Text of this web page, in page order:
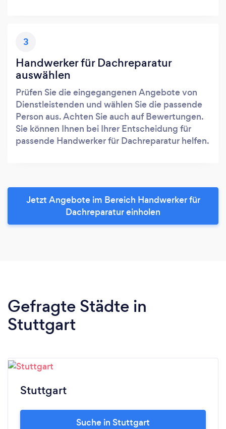
3
Handwerker für Dachreparatur
auswählen
Prüfen Sie die eingegangenen Angebote von
Dienstleistenden und wählen Sie die passende
Person aus. Achten Sie auch auf Bewertungen.
Sie können Ihnen bei Ihrer Entscheidung für
passende Handwerker für Dachreparatur helfen.
Jetzt Angebote im Bereich Handwerker für
Dachreparatur einholen
Gefragte Städte in
Stuttgart
Stuttgart
Suche in Stuttgart